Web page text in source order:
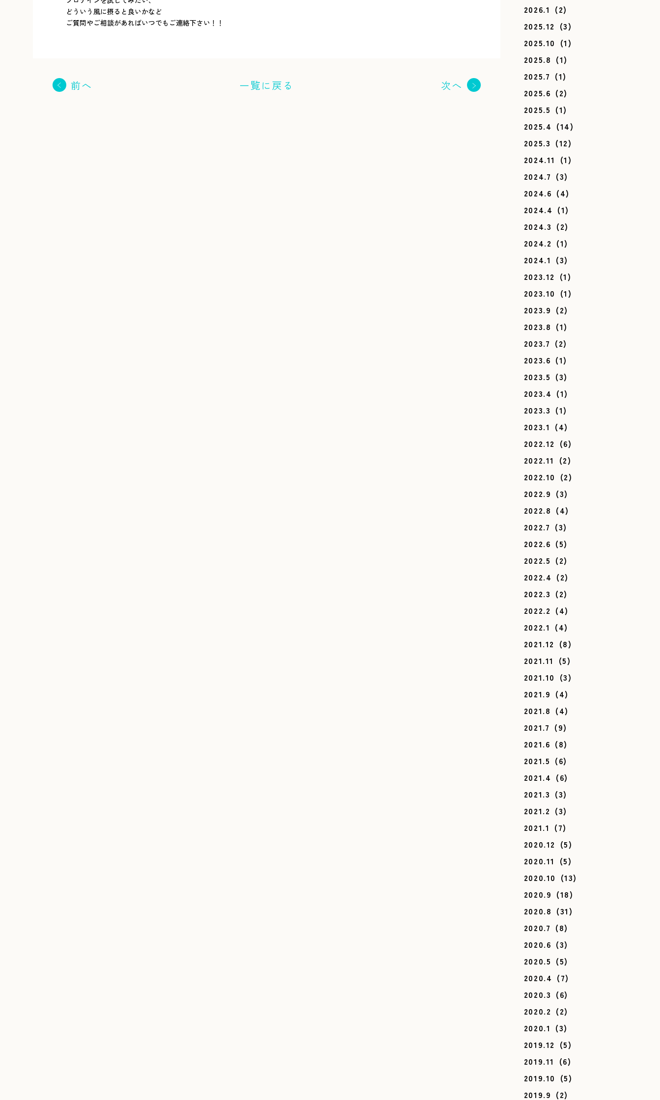
どういう風に摂ると良いかなど
ご質問やご相談があればいつでもご連絡下さい！！
前へ 一覧に戻る 次へ
2026.1 (2)
2025.12 (3)
2025.10 (1)
2025.8 (1)
2025.7 (1)
2025.6 (2)
2025.5 (1)
2025.4 (14)
2025.3 (12)
2024.11
(1)
2024.7 (3)
2024.6 (4)
2024.4 (1)
2024.3 (2)
2024.2 (1)
2024.1 (3)
2023.12 (1)
2023.10 (1)
2023.9 (2)
2023.8 (1)
2023.7 (2)
2023.6 (1)
2023.5 (3)
2023.4 (1)
2023.3 (1)
2023.1 (4)
2022.12 (6)
2022.11
(2)
2022.10 (2)
2022.9 (3)
2022.8 (4)
2022.7 (3)
2022.6 (5)
2022.5 (2)
2022.4 (2)
2022.3 (2)
2022.2 (4)
2022.1 (4)
2021.12 (8)
2021.11
(5)
2021.10 (3)
2021.9 (4)
2021.8 (4)
2021.7 (9)
2021.6 (8)
2021.5 (6)
2021.4 (6)
2021.3 (3)
2021.2 (3)
2021.1 (7)
2020.12 (5)
2020.11
(5)
2020.10 (13)
2020.9 (18)
2020.8 (31)
2020.7 (8)
2020.6 (3)
2020.5 (5)
2020.4 (7)
2020.3 (6)
2020.2 (2)
2020.1 (3)
2019.12 (5)
2019.11
(6)
2019.10 (5)
2019.9 (2)